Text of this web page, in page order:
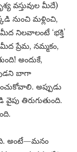
వస్తువుల మీదే)
నుంచి మళ్లించి,
నిలవాలంటే ‘భక్తి’
ప్రేమ, నమ్మకం,
అందుకే,
బాగా
అప్పుడు
తిరుగుతుంది.
అంటే—మనం